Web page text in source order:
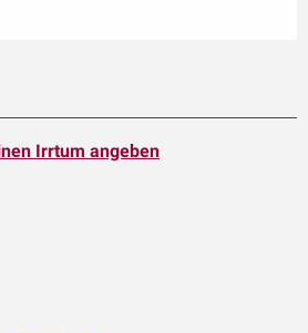
Irrtum angeben